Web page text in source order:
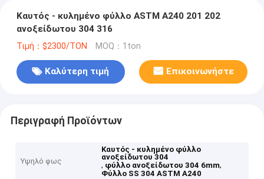
Καυτός - κυλημένο φύλλο ASTM A240 201 202
ανοξείδωτου 304 316
Τιμή：$2300/TON MOQ：1ton
Καλύτερη τιμή Επικοινωνήστε
Περιγραφή Προϊόντων
Υψηλό φως
Καυτός - κυλημένο φύλλο
ανοξείδωτου 304
, φύλλο ανοξείδωτου 304 6mm,
Φύλλο SS 304 ASTM A240